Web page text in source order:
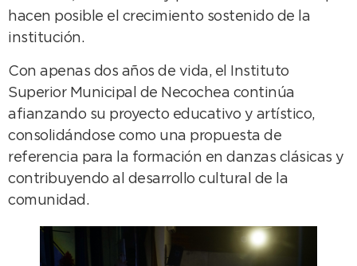
hacen posible el crecimiento sostenido de la
institución.
Con apenas dos años de vida, el Instituto
Superior Municipal de Necochea continúa
afianzando su proyecto educativo y artístico,
consolidándose como una propuesta de
referencia para la formación en danzas clásicas y
contribuyendo al desarrollo cultural de la
comunidad.